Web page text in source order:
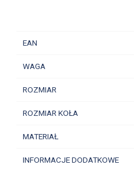
EAN
WAGA
ROZMIAR
ROZMIAR KOŁA
MATERIAŁ
INFORMACJE DODATKOWE